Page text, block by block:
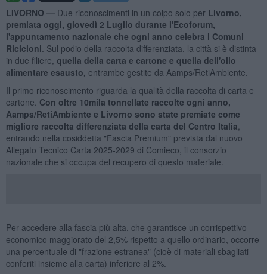
LIVORNO — Due riconoscimenti in un colpo solo per Livorno,
premiata oggi, giovedì 2 Luglio durante l'Ecoforum,
l'appuntamento nazionale che ogni anno celebra i Comuni
Ricicloni . Sul podio della raccolta differenziata, la città si è distinta
in due filiere, quella della carta e cartone e quella dell'olio
alimentare esausto, entrambe gestite da Aamps/RetiAmbiente.
Il primo riconoscimento riguarda la qualità della raccolta di carta e
cartone. Con oltre 10mila tonnellate raccolte ogni anno,
Aamps/RetiAmbiente e Livorno sono state premiate come
migliore raccolta differenziata della carta del Centro Italia
entrando nella cosiddetta "Fascia Premium" prevista dal nuovo
Allegato Tecnico Carta 2025-2029 di Comieco, il consorzio
nazionale che si occupa del recupero di questo materiale.
Per accedere alla fascia più alta, che garantisce un corrispettivo
economico maggiorato del 2,5% rispetto a quello ordinario, occorre
una percentuale di "frazione estranea" (cioè di materiali sbagliati
conferiti insieme alla carta) inferiore al 2%.